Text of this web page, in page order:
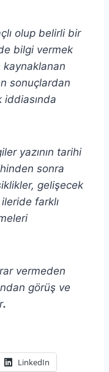
olup belirli bir
bilgi vermek
kaynaklanan
sonuçlardan
iddiasında
yazının tarihi
sonra
gelişecek
farklı
vermeden
görüş ve
.
LinkedIn